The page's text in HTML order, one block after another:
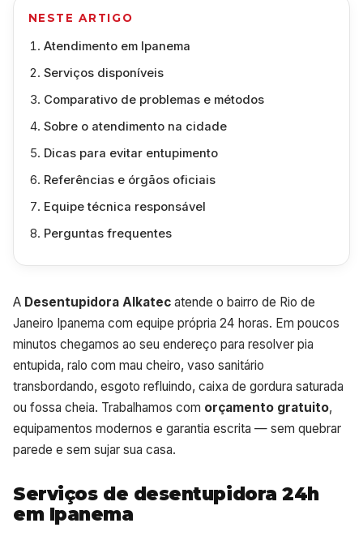
NESTE ARTIGO
Atendimento em Ipanema
Serviços disponíveis
Comparativo de problemas e métodos
Sobre o atendimento na cidade
Dicas para evitar entupimento
Referências e órgãos oficiais
Equipe técnica responsável
Perguntas frequentes
A Desentupidora Alkatec atende o bairro de Rio de
Janeiro Ipanema com equipe própria 24 horas. Em poucos
minutos chegamos ao seu endereço para resolver pia
entupida, ralo com mau cheiro, vaso sanitário
transbordando, esgoto refluindo, caixa de gordura saturada
ou fossa cheia. Trabalhamos com orçamento gratuito,
equipamentos modernos e garantia escrita — sem quebrar
parede e sem sujar sua casa.
Serviços de desentupidora 24h
em Ipanema